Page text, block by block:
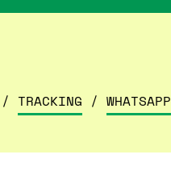
/ TRACKING / WHATSAPP